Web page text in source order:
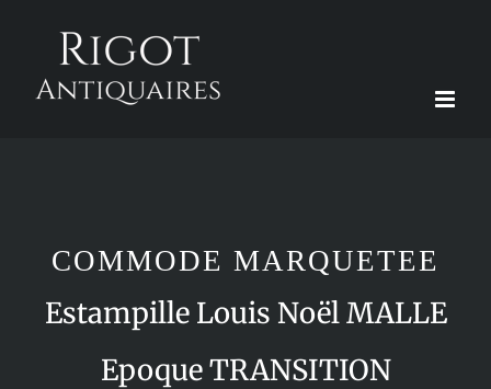
contenu
COMMODE MARQUETEE
Estampille Louis Noël MALLE
Epoque TRANSITION